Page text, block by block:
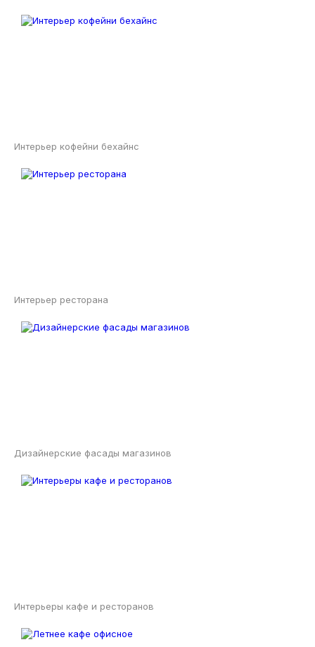
Интерьер кофейни бехайнс
Интерьер ресторана
Дизайнерские фасады магазинов
Интерьеры кафе и ресторанов